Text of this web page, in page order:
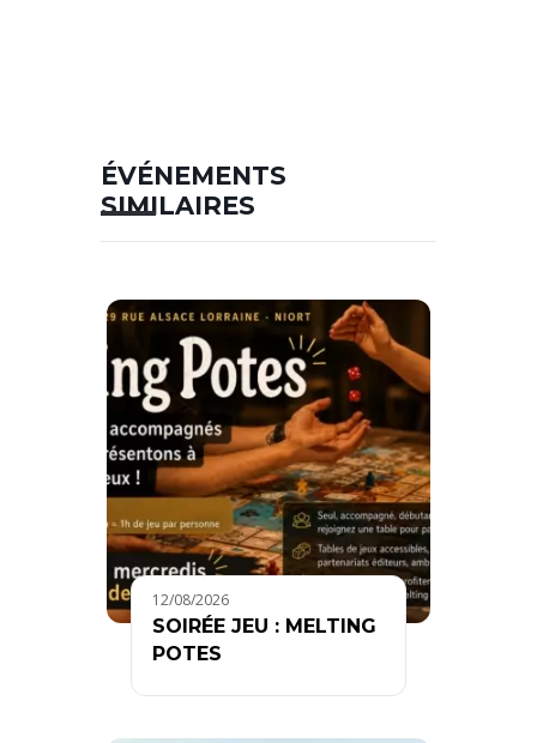
ÉVÉNEMENTS
SIMILAIRES
12/08/2026
SOIRÉE JEU : MELTING
POTES